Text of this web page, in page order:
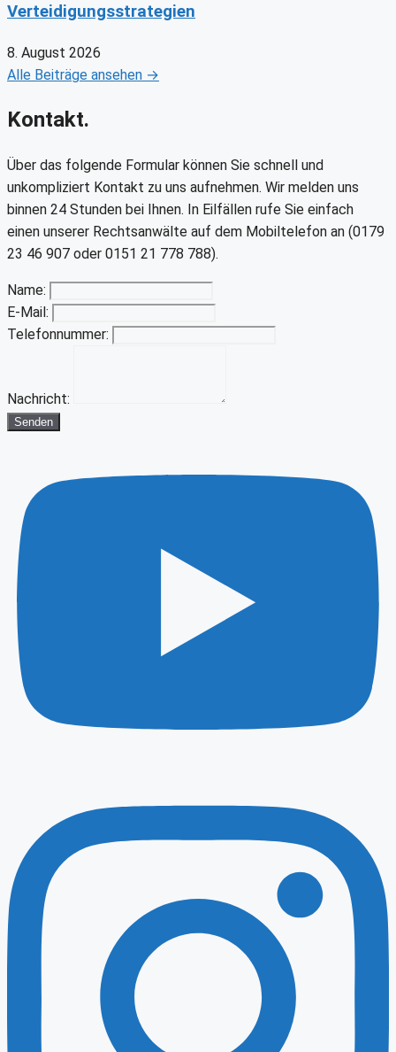
Verteidigungsstrategien
8. August 2026
Alle Beiträge ansehen →
Kontakt.
Über das folgende Formular können Sie schnell und
unkompliziert Kontakt zu uns aufnehmen. Wir melden uns
binnen 24 Stunden bei Ihnen. In Eilfällen rufe Sie einfach
einen unserer Rechtsanwälte auf dem Mobiltelefon an (0179
23 46 907 oder 0151 21 778 788).
Name:
E-Mail:
Telefonnummer:
Nachricht:
Senden